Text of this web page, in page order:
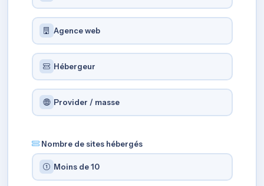
Agence web
Hébergeur
Provider / masse
Nombre de sites hébergés
Moins de 10